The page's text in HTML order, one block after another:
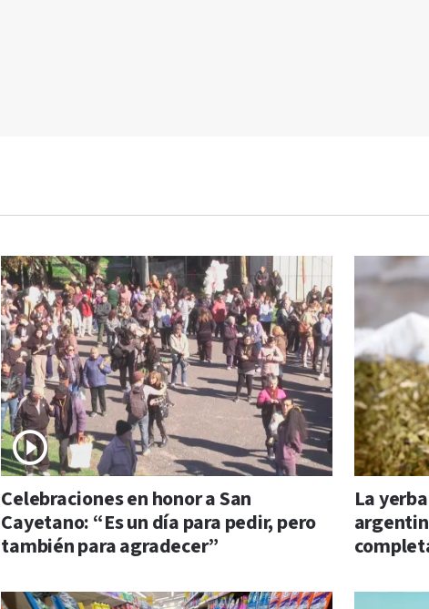
Celebraciones en honor a San
Cayetano: “Es un día para pedir, pero
también para agradecer”
La